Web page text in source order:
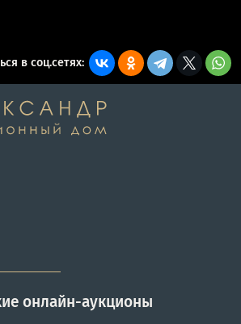
в соц.сетях:
онлайн-аукционы